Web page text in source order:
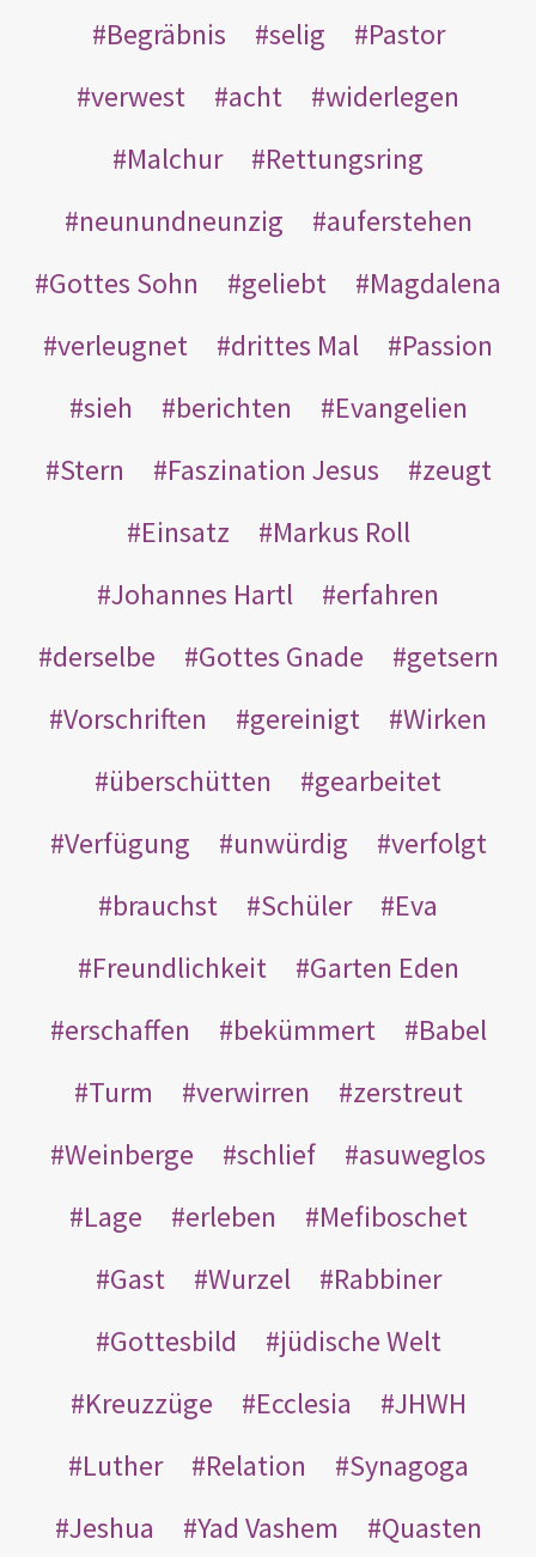
Begräbnis
selig
Pastor
verwest
acht
widerlegen
Malchur
Rettungsring
neunundneunzig
auferstehen
Gottes Sohn
geliebt
Magdalena
verleugnet
drittes Mal
Passion
sieh
berichten
Evangelien
Stern
Faszination Jesus
zeugt
Einsatz
Markus Roll
Johannes Hartl
erfahren
derselbe
Gottes Gnade
getsern
Vorschriften
gereinigt
Wirken
überschütten
gearbeitet
Verfügung
unwürdig
verfolgt
brauchst
Schüler
Eva
Freundlichkeit
Garten Eden
erschaffen
bekümmert
Babel
Turm
verwirren
zerstreut
Weinberge
schlief
asuweglos
Lage
erleben
Mefiboschet
Gast
Wurzel
Rabbiner
Gottesbild
jüdische Welt
Kreuzzüge
Ecclesia
JHWH
Luther
Relation
Synagoga
Jeshua
Yad Vashem Quasten